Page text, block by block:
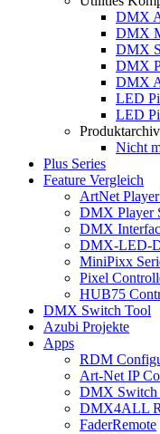
DMX
DMX
DMX
DMX
DMX
LED
LED
Produktarchiv
Nicht
Plus Series
Feature Vergleich
ArtNet
DMX Player
DMX
DMX-LED-
MiniPixx
Pixel
HUB75
DMX Switch Tool
Azubi Projekte
Apps
RDM
Art-Net IP
DMX Switch
DMX4ALL
FaderRemote